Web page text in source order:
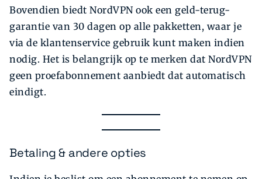
Bovendien biedt NordVPN ook een geld-terug-
garantie van 30 dagen op alle pakketten, waar je
via de klantenservice gebruik kunt maken indien
nodig. Het is belangrijk op te merken dat NordVPN
geen proefabonnement aanbiedt dat automatisch
eindigt.
Betaling & andere opties